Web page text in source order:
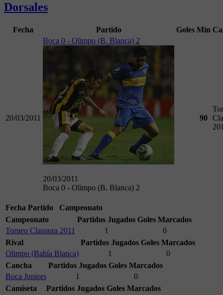
Dorsales
Fecha Partido Goles Min
20/03/2011
Boca 0 - Olimpo (B. Blanca) 2
20/03/2011
Boca 0 - Olimpo (B. Blanca) 2
90
Fecha Partido
Campeonato
Campeonato
Partidos Jugados Goles Marcados
Torneo Clausura 2011
1
0
Rival
Partidos Jugados Goles Marcados
Olimpo (Bahía Blanca)
1
0
Cancha
Partidos Jugados Goles Marcados
Boca Juniors
1
0
Camiseta
Partidos Jugados Goles Marcados